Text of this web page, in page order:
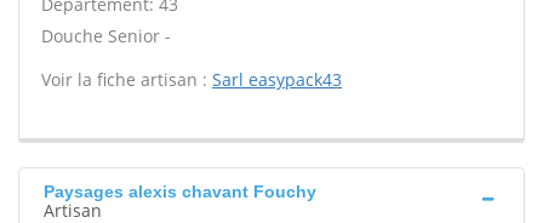
Douche Senior -
Voir la fiche artisan : Sarl easypack43
Paysages alexis chavant Fouchy
Artisan